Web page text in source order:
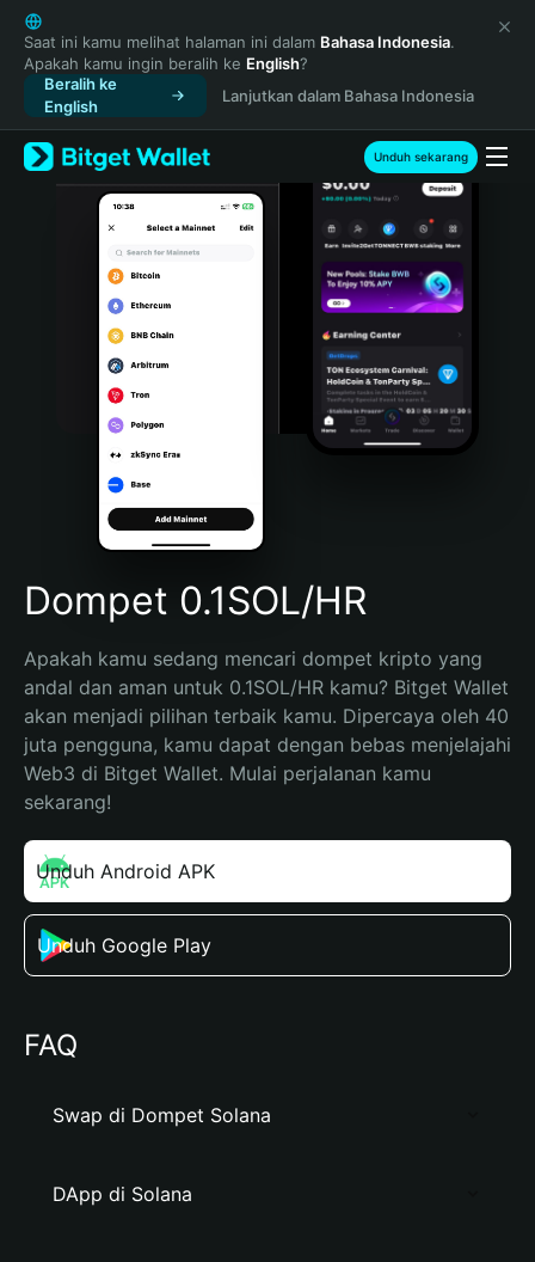
English
日本語
Tiếng Việt
Русский
Español (Latinoamérica)
Türkçe
Italiano
Português (Portugal)
Bahasa Indonesia
Português (Brasil)
Español (Argentina)
Saat ini kamu melihat halaman ini dalam Bahasa Indonesia.
Apakah kamu ingin beralih ke English?
Beralih ke
English
Lanjutkan dalam Bahasa Indonesia
Unduh sekarang
Dompet 0.1SOL/HR
Apakah kamu sedang mencari dompet kripto yang
andal dan aman untuk 0.1SOL/HR kamu? Bitget Wallet
akan menjadi pilihan terbaik kamu. Dipercaya oleh 40
juta pengguna, kamu dapat dengan bebas menjelajahi
Web3 di Bitget Wallet. Mulai perjalanan kamu
sekarang!
Unduh Android APK
Unduh Google Play
FAQ
Swap di Dompet Solana
DApp di Solana